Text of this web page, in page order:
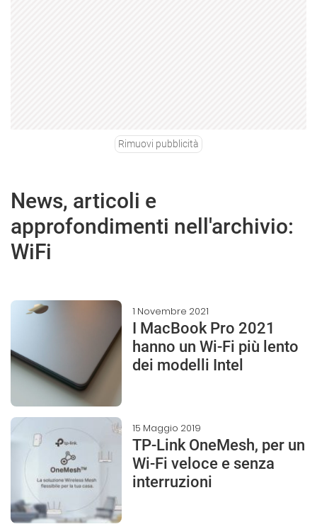
Rimuovi pubblicità
News, articoli e
approfondimenti nell'archivio:
WiFi
1 Novembre 2021
I MacBook Pro 2021
hanno un Wi-Fi più lento
dei modelli Intel
15 Maggio 2019
TP-Link OneMesh, per un
Wi-Fi veloce e senza
interruzioni